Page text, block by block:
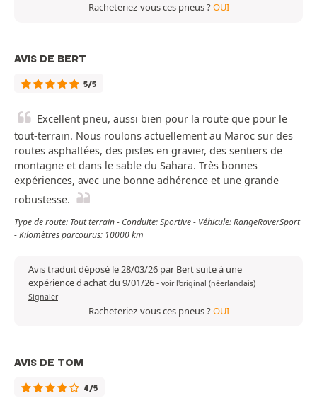
Racheteriez-vous ces pneus ?OUI
AVIS DE BERT
5/5
Excellent pneu, aussi bien pour la route que pour le
tout-terrain. Nous roulons actuellement au Maroc sur des
routes asphaltées, des pistes en gravier, des sentiers de
montagne et dans le sable du Sahara. Très bonnes
expériences, avec une bonne adhérence et une grande
robustesse.
Type de route: Tout terrain - Conduite: Sportive - Véhicule: RangeRoverSport
- Kilomètres parcourus: 10000 km
Avis traduit déposé le 28/03/26 par Bert suite à une
expérience d'achat du 9/01/26- voir l'original (néerlandais)
Signaler
Racheteriez-vous ces pneus ?OUI
AVIS DE TOM
4/5